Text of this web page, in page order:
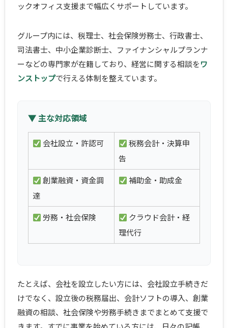
ックオフィス支援まで幅広くサポートしています。
グループ内には、税理士、社会保険労務士、行政書士、
司法書士、中小企業診断士、ファイナンシャルプランナ
ーなどの専門家が在籍しており、経営に関する相談をワ
ンストップで行える体制を整えています。
▼ 主な対応領域
会社設立・許認可
税務会計・決算申
告
創業融資・資金調
達
補助金・助成金
労務・社会保険
クラウド会計・経
理代行
たとえば、会社を設立したい方には、会社設立手続きだ
けでなく、設立後の税務届出、会計ソフトの導入、創業
融資の相談、社会保険や労務手続きまでまとめて支援で